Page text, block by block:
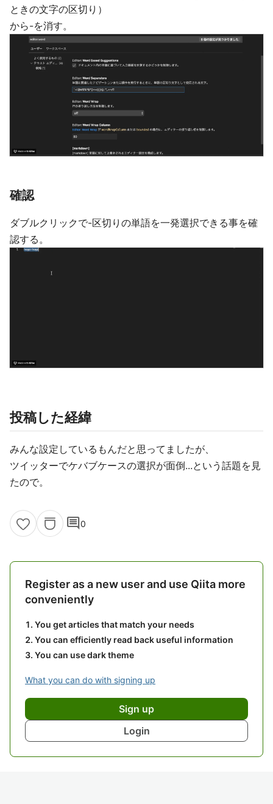
ときの文字の区切り）
から-を消す。
確認
ダブルクリックで-区切りの単語を一発選択できる事を確
認する。
投稿した経緯
みんな設定しているもんだと思ってましたが、
ツイッターでケバブケースの選択が面倒...という話題を見
たので。
comment0
Register as a new user and use Qiita more
conveniently
You get articles that match your needs
You can efficiently read back useful information
You can use dark theme
What you can do with signing up
Sign up
Login